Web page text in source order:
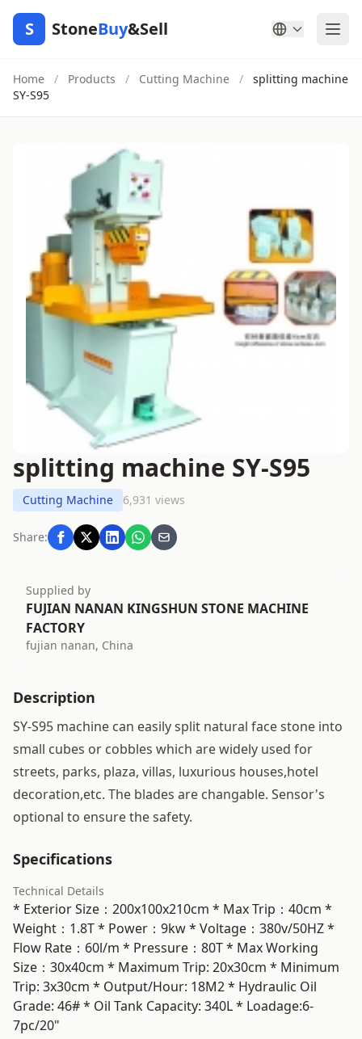
S StoneBuy&Sell
Home / Products / Cutting Machine /
splitting machine
SY-S95
splitting machine SY-S95
Cutting Machine 6,931 views
Share:
Supplied by
FUJIAN NANAN KINGSHUN STONE MACHINE
FACTORY
fujian nanan, China
Description
SY-S95 machine can easily split natural face stone into
small cubes or cobbles which are widely used for
streets, parks, plaza, villas, luxurious houses,hotel
decoration,etc. The blades are changable. Sensor's
optional to ensure the safety.
Specifications
Technical Details
* Exterior Size：200x100x210cm * Max Trip：40cm *
Weight：1.8T * Power：9kw * Voltage：380v/50HZ *
Flow Rate：60l/m * Pressure：80T * Max Working
Size：30x40cm * Maximum Trip: 20x30cm * Minimum
Trip: 3x30cm * Output/Hour: 18M2 * Hydraulic Oil
Grade: 46# * Oil Tank Capacity: 340L * Loadage:6-
7pc/20"